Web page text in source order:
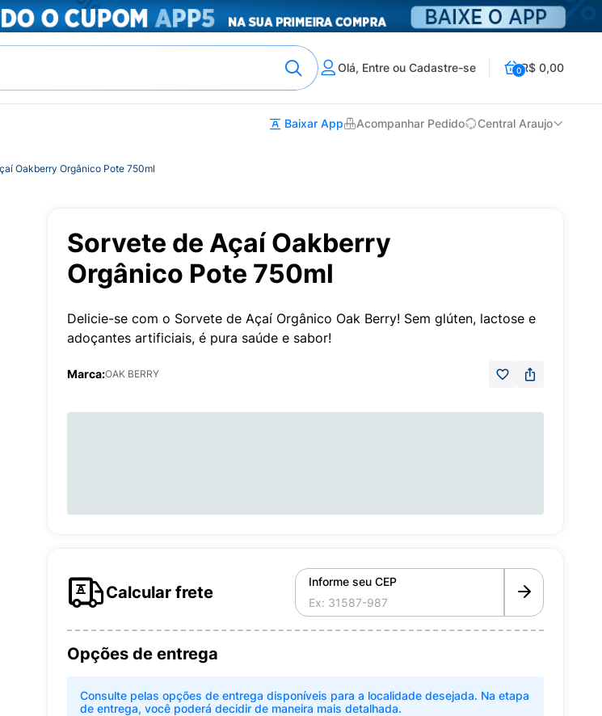
Olá, Entre ou Cadastre-se 0R$ 0,00
Baixar App Acompanhar Pedido Central Araujo
Oakberry Orgânico Pote 750ml
Sorvete de Açaí Oakberry
Orgânico Pote 750ml
Delicie-se com o Sorvete de Açaí Orgânico Oak Berry! Sem glúten, lactose e
adoçantes artificiais, é pura saúde e sabor!
Marca:OAK BERRY
Calcular frete
Informe seu CEP
Opções de entrega
Consulte pelas opções de entrega disponíveis para a localidade desejada. Na etapa
de entrega, você poderá decidir de maneira mais detalhada.